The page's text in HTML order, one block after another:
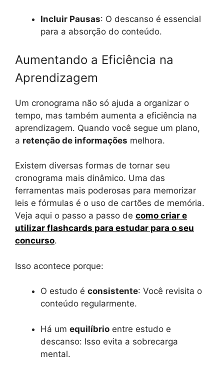
Incluir Pausas: O descanso é essencial
para a absorção do conteúdo.
Aumentando a Eficiência na
Aprendizagem
Um cronograma não só ajuda a organizar o
tempo, mas também aumenta a eficiência na
aprendizagem. Quando você segue um plano,
a retenção de informações melhora.
Existem diversas formas de tornar seu
cronograma mais dinâmico. Uma das
ferramentas mais poderosas para memorizar
leis e fórmulas é o uso de cartões de memória.
Veja aqui o passo a passo de como criar e
utilizar flashcards para estudar para o seu
concurso.
Isso acontece porque:
O estudo é consistente: Você revisita o
conteúdo regularmente.
Há um equilíbrio entre estudo e
descanso: Isso evita a sobrecarga
mental.